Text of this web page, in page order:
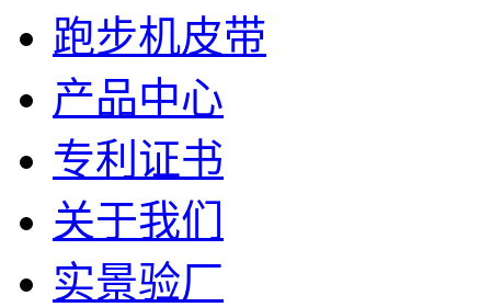
跑步机皮带
产品中心
专利证书
关于我们
实景验厂